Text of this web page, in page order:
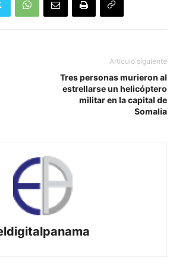
Artículo siguiente
Tres personas murieron al
estrellarse un helicóptero
militar en la capital de
Somalia